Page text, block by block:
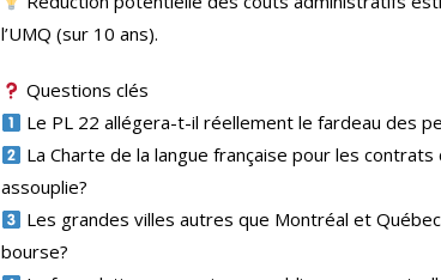
l’UMQ (sur 10 ans).
Questions clés
Le PL 22 allégera-t-il réellement le fardeau des
La Charte de la langue française pour les
assouplie?
Les grandes villes autres que Montréal et
bourse?